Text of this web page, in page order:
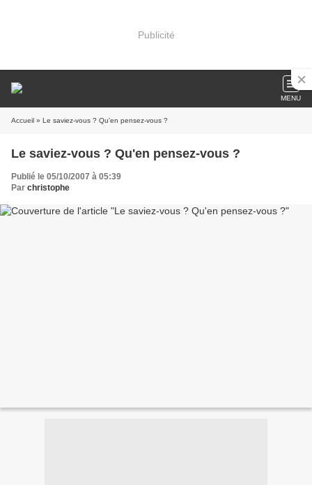
Publicité
MENU
Accueil » Le saviez-vous ? Qu'en pensez-vous ?
Le saviez-vous ? Qu'en pensez-vous ?
Publié le 05/10/2007 à 05:39
Par christophe